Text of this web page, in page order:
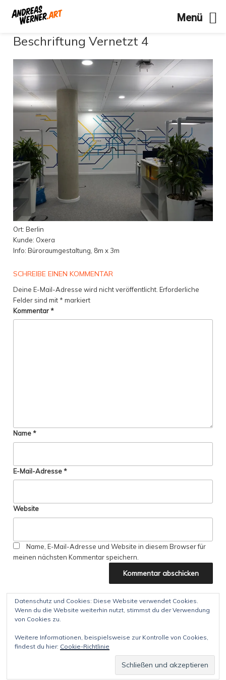
Inhalt
springen
Beschriftung Vernetzt 4
Ort: Berlin
Kunde: Oxera
Info: Büroraumgestaltung, 8m x 3m
SCHREIBE EINEN KOMMENTAR
Deine E-Mail-Adresse wird nicht veröffentlicht. Erforderliche
Felder sind mit * markiert
Kommentar*
Name*
E-Mail-Adresse*
Website
Name, E-Mail-Adresse und Website in diesem Browser für
meinen nächsten Kommentar speichern.
Beitragsnavigation
Vorheriger
ZURÜCK
Menü
Datenschutz und Cookies: Diese Website verwendet Cookies.
Wenn du die Website weiterhin nutzt, stimmst du der Verwendung
von Cookies zu.
Weitere Informationen, beispielsweise zur Kontrolle von Cookies,
findest du hier: Cookie-Richtlinie